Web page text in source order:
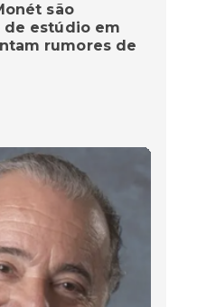
são
de estúdio em
rumores de